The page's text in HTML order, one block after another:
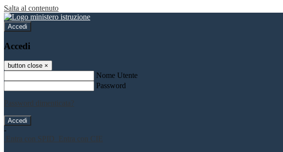
Salta al contenuto
Accedi
Accedi
button close ×
Nome Utente
Password
Password dimenticata?
-
Entra con SPID
Entra con CIE